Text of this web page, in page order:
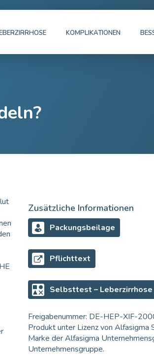
KOMPLIKATIONEN
Zusätzliche Informationen
Packungsbeilage
Pflichttext
Selbsttest – Leberzirrhose
Freigabenummer: DE-HEP-XIF-
Produkt unter Lizenz von Alfasigma
Marke der Alfasigma
Unternehmensgruppe.